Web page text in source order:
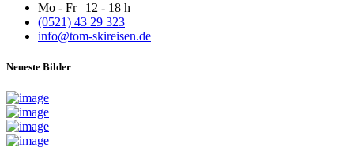
Mo - Fr | 12 - 18 h
(0521) 43 29 323
info@tom-skireisen.de
Neueste Bilder